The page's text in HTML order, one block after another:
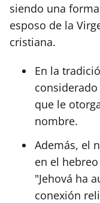
siendo una
esposo de la
cristiana.
En la
que le
nombre.
Además, el
en el
"Jehová ha
conexión